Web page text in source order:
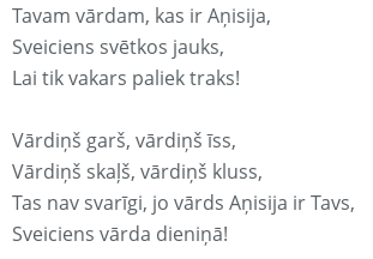
Tavam vārdam, kas ir Aņisija,
Sveiciens svētkos jauks,
Lai tik vakars paliek traks!
Vārdiņš garš, vārdiņš īss,
Vārdiņš skaļš, vārdiņš kluss,
Tas nav svarīgi, jo vārds Aņisija ir Tavs,
Sveiciens vārda dieniņā!